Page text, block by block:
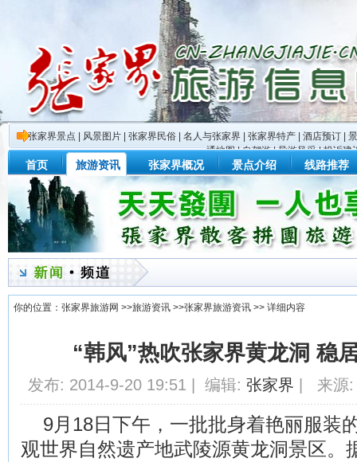
张家界景点 风景图片 张家界民俗 名人与张家界 张家界特产 酒店预订
通地图|自驾游|导游风采|投诉建
首页 旅游资讯 张家界概况 景点介绍 线路推荐
你的位置： 张家界旅游网 >>旅游资讯 >>张家界旅游资讯 >> 详细内容
“韩风”热吹张家界黄龙洞 稳
发布: 2014-9-20 19:51 | 编辑: 张家界 | 来源:
9月18日下午，一批批身着艳丽服装
观世界自然遗产地武陵源黄龙洞景区。